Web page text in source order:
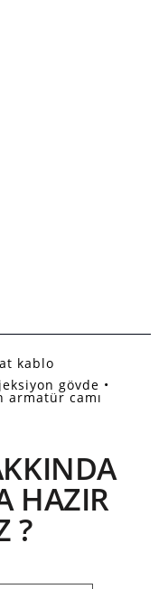
kablo
gövde •
armatür camı
HAZIR
?